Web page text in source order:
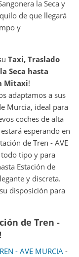
la Seca y
de que llegará
y
Taxi, Traslado
Seca hasta
Mitaxi!
adaptamos a sus
Murcia, ideal para
coches de alta
esperando en
de Tren - AVE
tipo y para
Estación de
y discreta.
disposición para
de Tren -
- AVE MURCIA -